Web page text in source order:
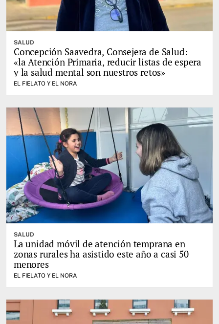
SALUD
Concepción Saavedra, Consejera de Salud:
«la Atención Primaria, reducir listas de espera
y la salud mental son nuestros retos»
EL FIELATO Y EL NORA
SALUD
La unidad móvil de atención temprana en
zonas rurales ha asistido este año a casi 50
menores
EL FIELATO Y EL NORA